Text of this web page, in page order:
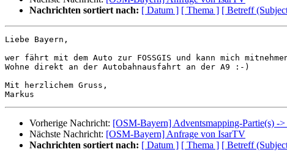
Nachrichten sortiert nach: [ Datum ] [ Thema ] [ Betreff
Liebe Bayern,
wer fährt mit dem Auto zur FOSSGIS und kann mich
Wohne direkt an der Autobahnausfahrt an der A9 :-)
Mit herzlichem Gruss,
Vorherige Nachricht: [OSM-Bayern] Adventsmapping-Partie(s) -
Nächste Nachricht: [OSM-Bayern] Anfrage von IsarTV
Nachrichten sortiert nach: [ Datum ] [ Thema ] [ Betreff